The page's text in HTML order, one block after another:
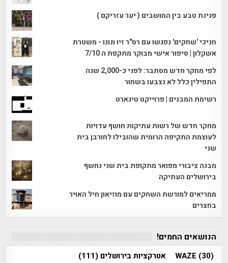
פנינת טבע בין המושבים ( יער עזריקם )
חניכי 'שחקים' נפגשו עם רס"ר זיו ונונו - משטרת
אשקלון | סיפור אישי מבוקר מתקפת ה 7/10
לפי מחקר חדש מסתבר: לפני כ-2,000 שנה
התפילין כלל לא נצבעו בשחור
רשימת המבנים | פרוייקט טיגארט
מחקר חדש של רשות עתיקות חושף עדויות
לעוצמת התקיפה הרומית שהובילו לחורבן בית
שני
מבנה ציבורי מפואר מתקופת בית שני נחשף
בירושלים העתיקה
ממריאים למורשת השחקים עם מוזיאון חיל האויר
בחצרים
הנושאים החמים!
WAZE (30) אטרקציות בירושלים (111)